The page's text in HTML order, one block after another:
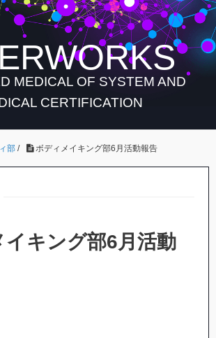
MEDICAL OF SYSTEM AND
CERTIFICATION
部 / ボディメイキング部6月活動報告
キング部6月活動